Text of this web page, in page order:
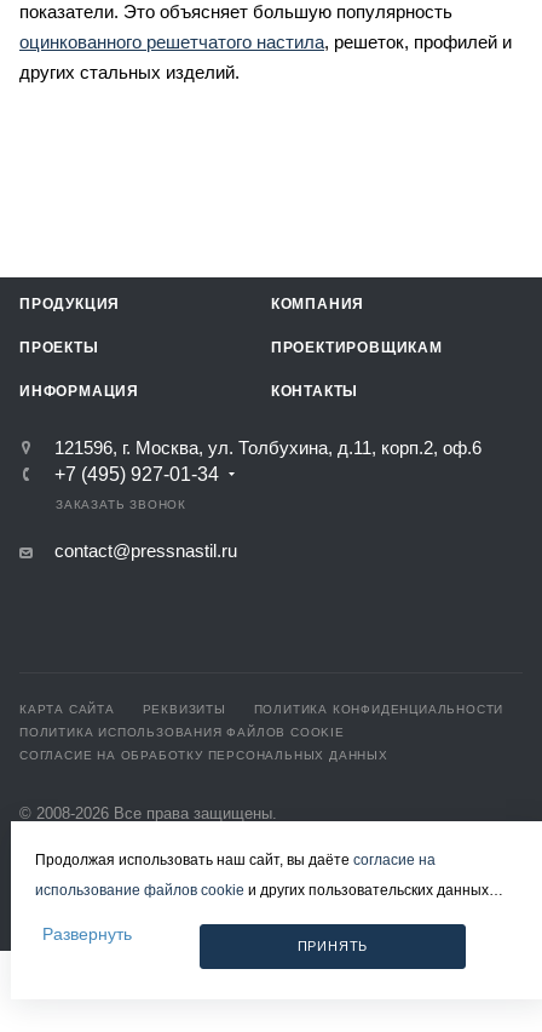
показатели. Это объясняет большую популярность
оцинкованного решетчатого настила, решеток, профилей и
других стальных изделий.
ПРОДУКЦИЯ КОМПАНИЯ
ПРОЕКТЫ ПРОЕКТИРОВЩИКАМ
ИНФОРМАЦИЯ КОНТАКТЫ
121596, г. Москва, ул. Толбухина, д.11, корп.2, оф.6
+7 (495) 927-01-34
ЗАКАЗАТЬ ЗВОНОК
contact@pressnastil.ru
КАРТА САЙТА РЕКВИЗИТЫ
ПОЛИТИКА КОНФИДЕНЦИАЛЬНОСТИ
ПОЛИТИКА ИСПОЛЬЗОВАНИЯ ФАЙЛОВ COOKIE
СОГЛАСИЕ НА ОБРАБОТКУ ПЕРСОНАЛЬНЫХ ДАННЫХ
© 2008-2026 Все права защищены.
Продолжая использовать наш сайт, вы даётесогласие на
использование файлов cookie и других пользовательских данных
Развернуть
ПРИНЯТЬ